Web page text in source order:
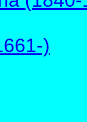
)